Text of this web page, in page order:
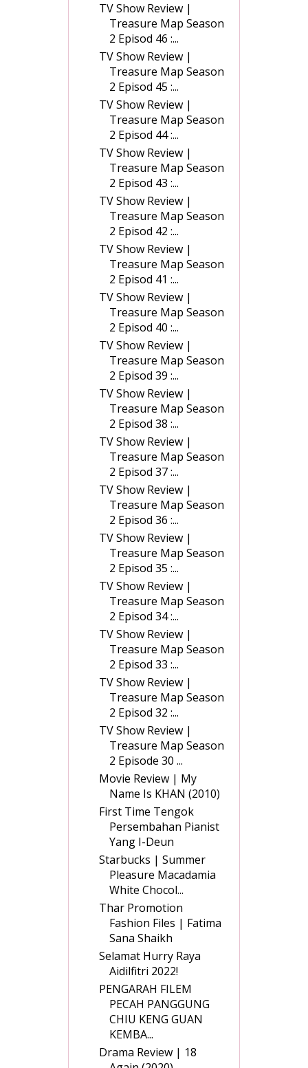
TV Show Review |
Treasure Map Season
2 Episod 46 :...
TV Show Review |
Treasure Map Season
2 Episod 45 :...
TV Show Review |
Treasure Map Season
2 Episod 44 :...
TV Show Review |
Treasure Map Season
2 Episod 43 :...
TV Show Review |
Treasure Map Season
2 Episod 42 :...
TV Show Review |
Treasure Map Season
2 Episod 41 :...
TV Show Review |
Treasure Map Season
2 Episod 40 :...
TV Show Review |
Treasure Map Season
2 Episod 39 :...
TV Show Review |
Treasure Map Season
2 Episod 38 :...
TV Show Review |
Treasure Map Season
2 Episod 37 :...
TV Show Review |
Treasure Map Season
2 Episod 36 :...
TV Show Review |
Treasure Map Season
2 Episod 35 :...
TV Show Review |
Treasure Map Season
2 Episod 34 :...
TV Show Review |
Treasure Map Season
2 Episod 33 :...
TV Show Review |
Treasure Map Season
2 Episod 32 :...
TV Show Review |
Treasure Map Season
2 Episode 30 ...
Movie Review | My
Name Is KHAN (2010)
First Time Tengok
Persembahan Pianist
Yang I-Deun
Starbucks | Summer
Pleasure Macadamia
White Chocol...
Thar Promotion
Fashion Files | Fatima
Sana Shaikh
Selamat Hurry Raya
Aidilfitri 2022!
PENGARAH FILEM
PECAH PANGGUNG
CHIU KENG GUAN
KEMBA...
Drama Review | 18